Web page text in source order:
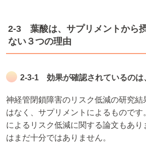
2-3 葉酸は、サプリメントから
ない３つの理由
2-3-1 効果が確認されているのは
神経管閉鎖障害のリスク低減の研究結
はなく、サプリメントによるものです
によるリスク低減に関する論文もあ
はまだ十分ではありません。